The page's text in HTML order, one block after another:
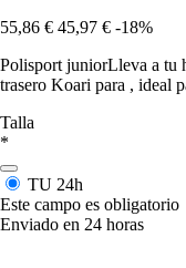
55,86 € 45,97 € -18%
Polisport juniorLleva a tu
trasero Koari para , ideal
Talla
*
TU 24h
Este campo es obligatorio
Enviado en 24 horas